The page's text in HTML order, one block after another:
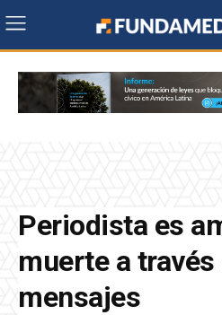
Periodista es
muerte a
mensajes